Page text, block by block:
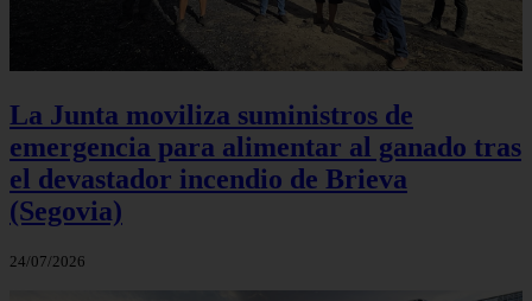
La Junta moviliza suministros de
emergencia para alimentar al ganado tras
el devastador incendio de Brieva
(Segovia)
24/07/2026